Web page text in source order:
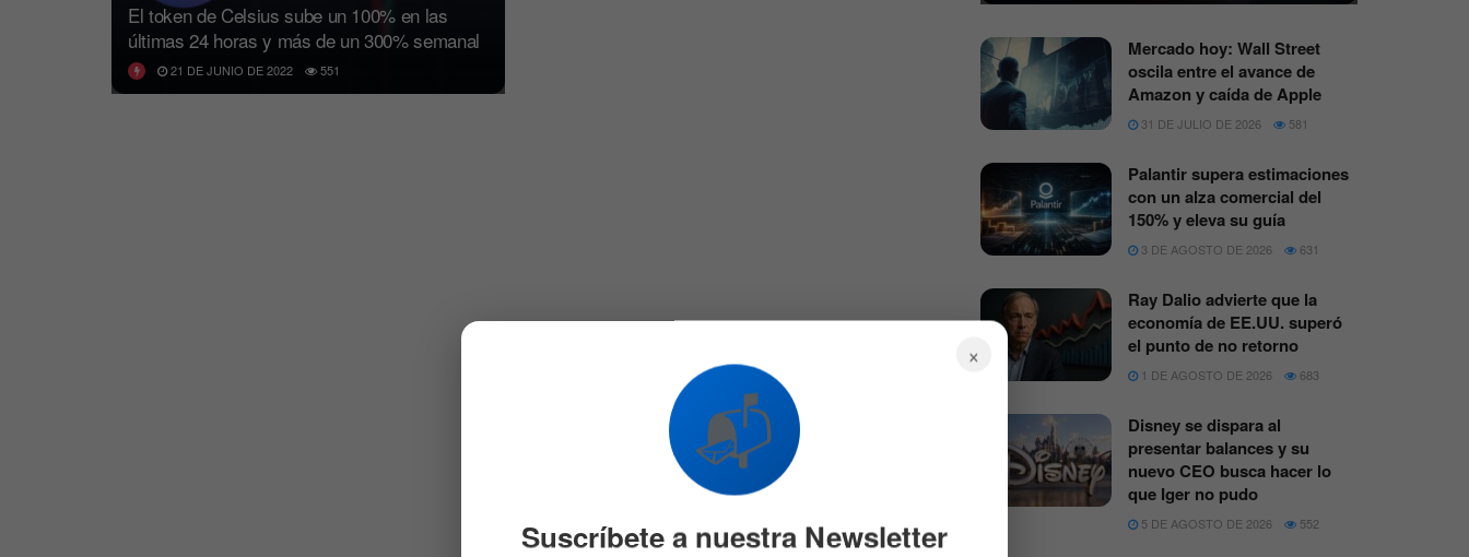
El token de Celsius sube un 100% en las
últimas 24 horas y más de un 300% semanal
21 DE JUNIO DE 2022 551
Mercado hoy: Wall Street
oscila entre el avance de
Amazon y caída de Apple
31 DE JULIO DE 2026 581
Palantir supera estimaciones
con un alza comercial del
150% y eleva su guía
3 DE AGOSTO DE 2026 631
Ray Dalio advierte que la
economía de EE.UU. superó
el punto de no retorno
1 DE AGOSTO DE 2026 683
Disney se dispara al
presentar balances y su
nuevo CEO busca hacer lo
que Iger no pudo
5 DE AGOSTO DE 2026 552
×
📬
Suscríbete a nuestra Newsletter